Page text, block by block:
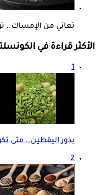
تعاني من الإمساك..
الأكثر قراءة في
1
بذور اليقطين.. متى
2